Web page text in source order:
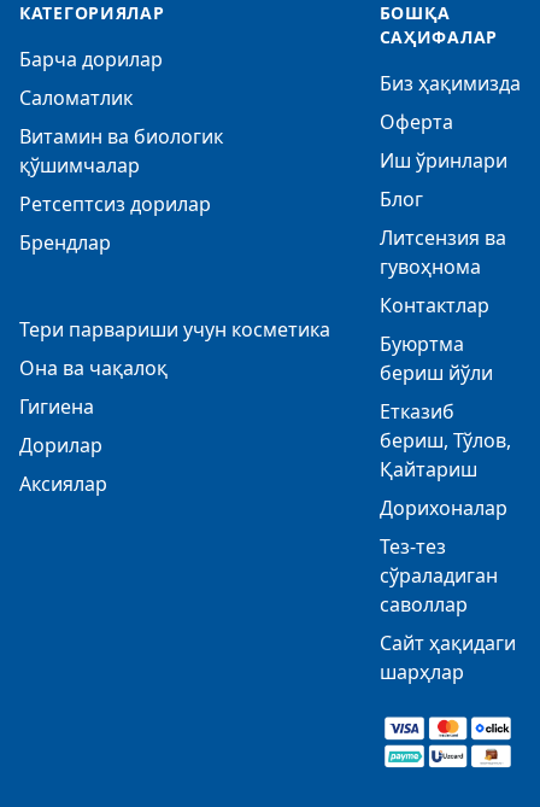
КАТЕГОРИЯЛАР
Барча дорилар
Саломатлик
Витамин ва биологик
қўшимчалар
Ретсептсиз дорилар
Брендлар
Тери парвариши учун косметика
Она ва чақалоқ
Гигиена
Дорилар
Аксиялар
БОШҚА
САҲИФАЛАР
Биз ҳақимизда
Оферта
Иш ўринлари
Блог
Литсензия ва
гувоҳнома
Контактлар
Буюртма
бериш йўли
Етказиб
бериш, Тўлов,
Қайтариш
Дорихоналар
Тез-тез
сўраладиган
саволлар
Сайт ҳақидаги
шарҳлар